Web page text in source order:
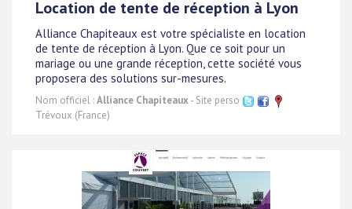
Location de tente de réception à Lyon
Alliance Chapiteaux est votre spécialiste en location
de tente de réception à Lyon. Que ce soit pour un
mariage ou une grande réception, cette société vous
proposera des solutions sur-mesures.
Nom officiel :Alliance Chapiteaux- Site perso
Trévoux (France)